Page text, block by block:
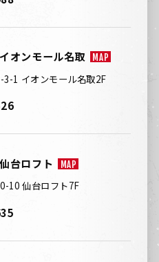
オンモール名取 MAP
3-1 イオンモール名取2F
台ロフト MAP
10 仙台ロフト7F